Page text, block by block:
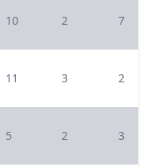
10 2 7
11 3 2
5 2 3